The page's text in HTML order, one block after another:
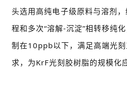
头选用高纯电子级原料与溶剂
程和多次“溶解-沉淀”相转移纯
制在10ppb以下，满足高端光
求，为KrF光刻胶树脂的规模化